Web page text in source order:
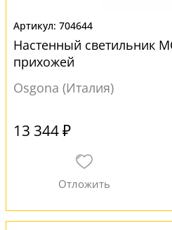
704644
Настенный светильник
прихожей
Osgona (Италия)
13 344 ₽